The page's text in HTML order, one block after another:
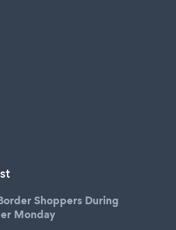
Shoppers During
Monday